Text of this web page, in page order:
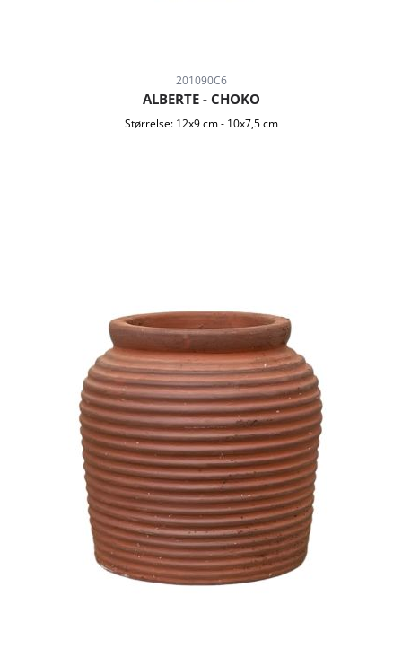
201090C6
ALBERTE - CHOKO
Størrelse: 12x9 cm - 10x7,5 cm